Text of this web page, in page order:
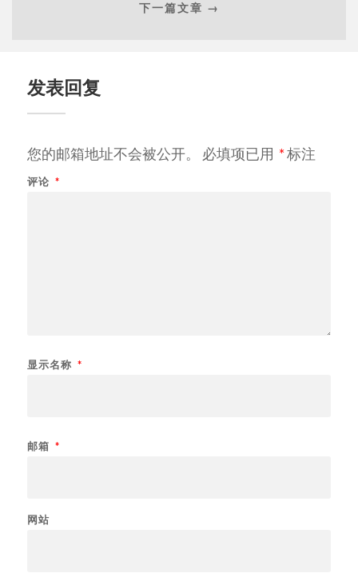
下一篇文章 →
发表回复
您的邮箱地址不会被公开。 必填项已用 *标注
评论 *
显示名称 *
邮箱 *
网站